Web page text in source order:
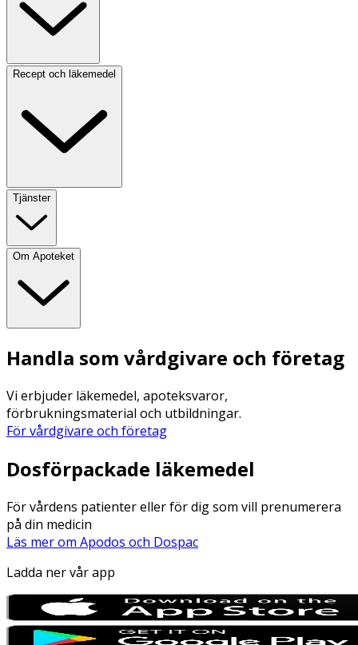
Recept och läkemedel
Tjänster
Om Apoteket
Handla som vårdgivare och företag
Vi erbjuder läkemedel, apoteksvaror,
förbrukningsmaterial och utbildningar.
För vårdgivare och företag
Dosförpackade läkemedel
För vårdens patienter eller för dig som vill prenumerera
på din medicin
Läs mer om Apodos och Dospac
Ladda ner vår app